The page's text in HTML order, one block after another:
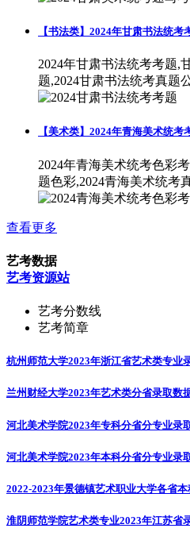
【书法类】2024年甘肃书法统考
2024年甘肃书法统考考题,
题,2024甘肃书法统考真题
【美术类】2024年青海美术统考
2024年青海美术统考色彩
题色彩,2024青海美术统考
查看更多
艺考数据
艺考资源站
艺考分数线
艺考简章
杭州师范大学2023年浙江省艺术类专业
兰州财经大学2023年艺术类分省录取数
河北美术学院2023年专科分省分专业录
河北美术学院2023年本科分省分专业录
2022-2023年景德镇艺术职业大学各省
淮阴师范学院艺术类专业2023年江苏省